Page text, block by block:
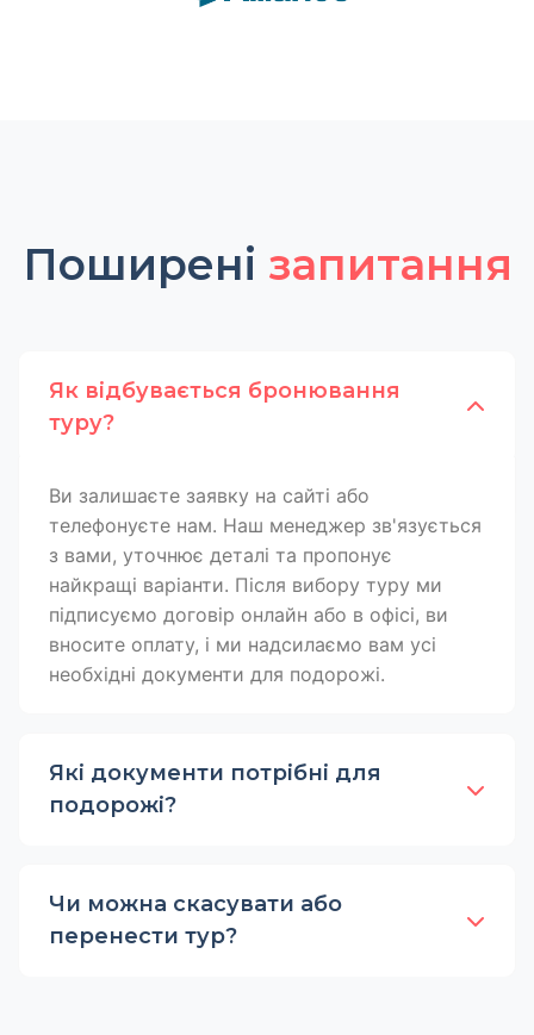
Поширені запитання
Як відбувається бронювання
туру?
Ви залишаєте заявку на сайті або
телефонуєте нам. Наш менеджер зв'язується
з вами, уточнює деталі та пропонує
найкращі варіанти. Після вибору туру ми
підписуємо договір онлайн або в офісі, ви
вносите оплату, і ми надсилаємо вам усі
необхідні документи для подорожі.
Які документи потрібні для
подорожі?
Чи можна скасувати або
перенести тур?